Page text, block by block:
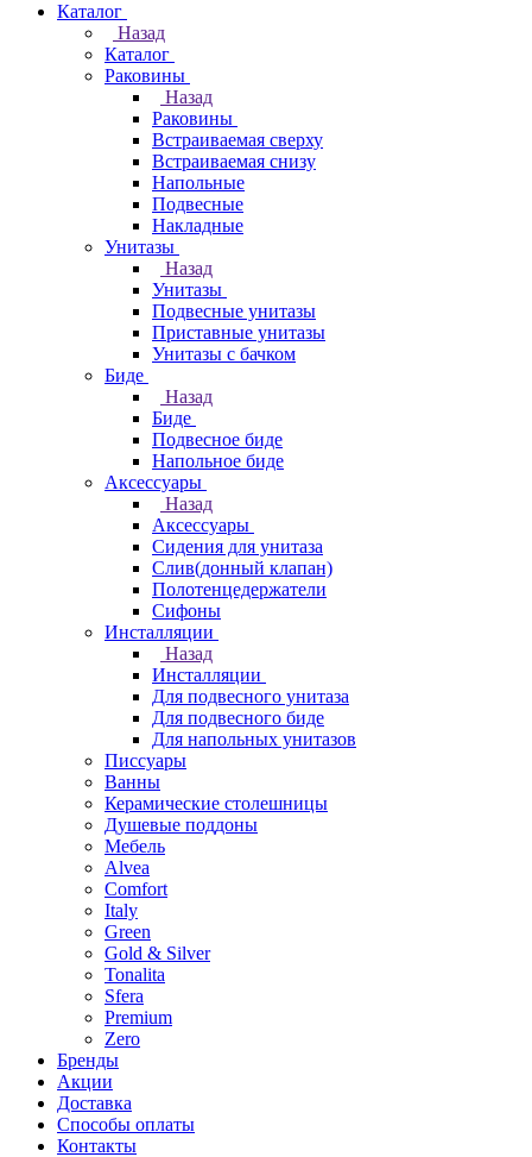
Каталог
Назад
Каталог
Раковины
Назад
Раковины
Встраиваемая сверху
Встраиваемая снизу
Напольные
Подвесные
Накладные
Унитазы
Назад
Унитазы
Подвесные унитазы
Приставные унитазы
Унитазы с бачком
Биде
Назад
Биде
Подвесное биде
Напольное биде
Аксессуары
Назад
Аксессуары
Сидения для унитаза
Слив(донный клапан)
Полотенцедержатели
Сифоны
Инсталляции
Назад
Инсталляции
Для подвесного унитаза
Для подвесного биде
Для напольных унитазов
Писсуары
Ванны
Керамические столешницы
Душевые поддоны
Мебель
Alvea
Comfort
Italy
Green
Gold & Silver
Tonalita
Sfera
Premium
Zero
Бренды
Акции
Доставка
Способы оплаты
Контакты